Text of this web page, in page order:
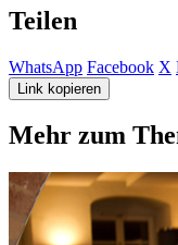
Teilen
WhatsApp Facebook X
Link kopieren
Mehr zum